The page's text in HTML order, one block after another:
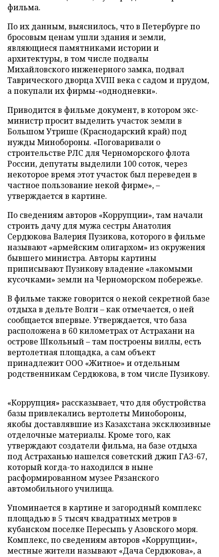
фильма.
По их данным, выяснилось, что в Петербурге по
бросовым ценам ушли здания и земли,
являющиеся памятниками истории и
архитектуры, в том числе подвалы
Михайловского инженерного замка, подвал
Таврического дворца XVIII века с садом и прудом,
а покупали их фирмы-«однодневки».
Приводится в фильме документ, в котором экс-
министр просит выделить участок земли в
Большом Утрише (Краснодарский край) под
нужды Минобороны. «Поговаривали о
строительстве РЛС для Черноморского флота
России, депутаты выделили 100 соток, через
некоторое время этот участок был переведен в
частное пользование некой фирме», –
утверждается в картине.
По сведениям авторов «Коррупции», там начали
строить дачу для мужа сестры Анатолия
Сердюкова Валерия Пузикова, которого в фильме
называют «армейским олигархом» из окружения
бывшего министра. Авторы картины
приписывают Пузикову владение «лакомыми
кусочками» земли на Черноморском побережье.
В фильме также говорится о некой секретной базе
отдыха в дельте Волги – как отмечается, о ней
сообщается впервые. Утверждается, что база
расположена в 60 километрах от Астрахани на
острове Школьный – там построены виллы, есть
вертолетная площадка, а сам объект
принадлежит ООО «Житное» и отдельным
родственникам Сердюкова, в том числе Пузикову.
«Коррупция» рассказывает, что для обустройства
базы привлекались вертолеты Минобороны,
якобы доставлявшие из Казахстана эксклюзивные
отделочные материалы. Кроме того, как
утверждают создатели фильма, на базе отдыха
под Астраханью нашелся советский джип ГАЗ-67,
который когда-то находился в ныне
расформированном музее Рязанского
автомобильного училища.
Упоминается в картине и загородный комплекс
площадью в 5 тысяч квадратных метров в
кубанском поселке Пересыпь у Азовского моря.
Комплекс, по сведениям авторов «Коррупции»,
местные жители называют «Дача Сердюкова», а